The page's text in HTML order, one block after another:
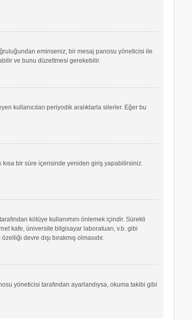
eminseniz, bir mesaj panosu yöneticisi ile
ve bunu düzeltmesi gerekebilir.
kullanıcıları periyodik aralıklarla silerler. Eğer bu
kısa bir süre içerisinde yeniden giriş yapabilirsiniz.
kötüye kullanımını önlemek içindir. Sürekli
kafe, üniversite bilgisayar laboratuarı, v.b. gibi
devre dışı bırakmış olmasıdır.
yöneticisi tarafından ayarlandıysa, okuma takibi gibi